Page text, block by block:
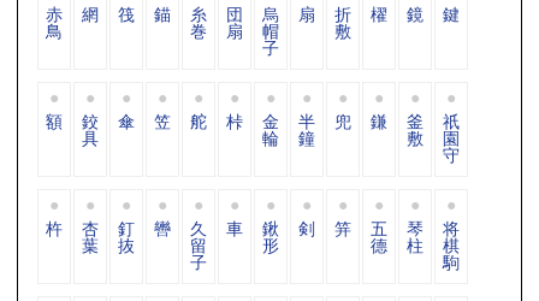
赤
鳥
網 筏 錨 糸
巻
団
扇
烏
帽
子
扇 折
敷
櫂 鏡 鍵
額 鉸
具
傘 笠 舵 桛 金
輪
半
鐘
兜 鎌 釜
敷
祇
園
守
杵 杏
葉
釘
抜
轡 久
留
子
車 鍬
形
剣 笄 五
德
琴
柱
将
棋
駒